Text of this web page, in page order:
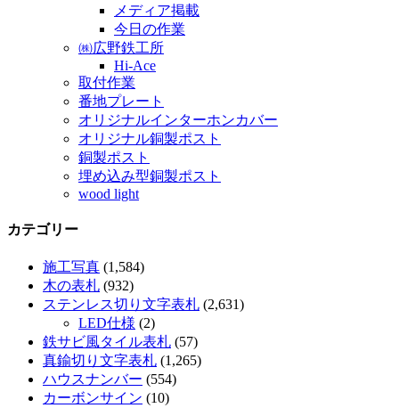
メディア掲載
今日の作業
㈱広野鉄工所
Hi-Ace
取付作業
番地プレート
オリジナルインターホンカバー
オリジナル銅製ポスト
銅製ポスト
埋め込み型銅製ポスト
wood light
カテゴリー
施工写真 (1,584)
木の表札 (932)
ステンレス切り文字表札 (2,631)
LED仕様 (2)
鉄サビ風タイル表札 (57)
真鍮切り文字表札 (1,265)
ハウスナンバー (554)
カーボンサイン (10)